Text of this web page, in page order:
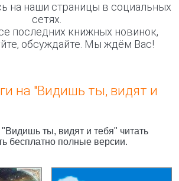
на наши страницы в социальных
сетях.
последних книжных новинок,
обсуждайте. Мы ждём Вас!
на "Видишь ты, видят и
ты, видят и тебя" читать
бесплатно полные версии.